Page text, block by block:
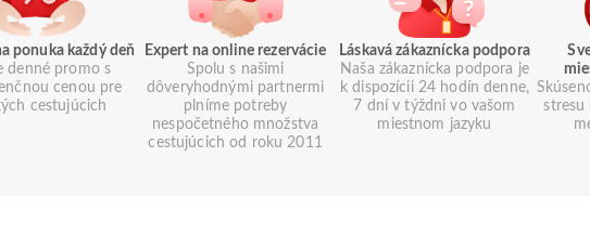
ponuka každý deň
denné promo s
cenou pre
cestujúcich
Expert na online rezervácie
Spolu s našimi
dôveryhodnými partnermi
plníme potreby
nespočetného množstva
cestujúcich od roku 2011
Láskavá zákaznícka podpora
Naša zákaznícka podpora je
k dispozícii 24 hodín denne,
7 dní v týždni vo vašom
miestnom jazyku
stresu